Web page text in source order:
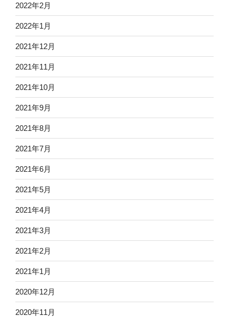
2022年2月
2022年1月
2021年12月
2021年11月
2021年10月
2021年9月
2021年8月
2021年7月
2021年6月
2021年5月
2021年4月
2021年3月
2021年2月
2021年1月
2020年12月
2020年11月